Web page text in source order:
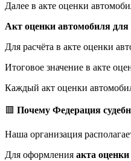
Далее в акте оценки
Акт оценки автомобиля для
Для расчёта в акте оценки
Итоговое значение в акте
Каждый акт оценки
🟥 Почему Федерация
Наша организация
Для оформления акта